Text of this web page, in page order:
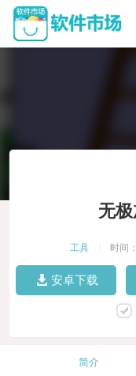
无
工具 时间
安卓下载
简介